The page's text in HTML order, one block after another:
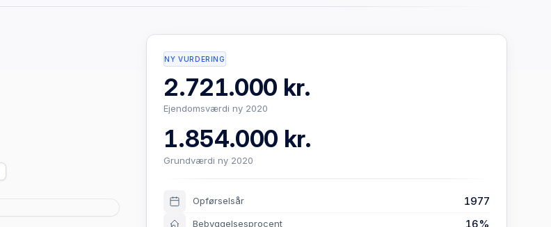
NY VURDERING
2.721.000 kr.
Ejendomsværdi ny 2020
1.854.000 kr.
Grundværdi ny 2020
Opførselsår 1977
Bebyggelsesprocent 16%